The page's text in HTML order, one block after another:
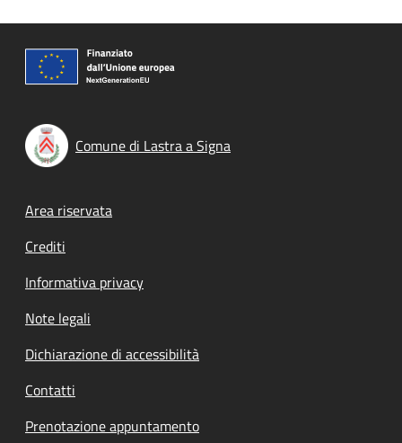
Comune di Lastra a Signa
Footer menu
Area riservata
Crediti
Informativa privacy
Note legali
Dichiarazione di accessibilità
Contatti
Prenotazione appuntamento